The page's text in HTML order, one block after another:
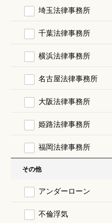
埼玉法律事務所
千葉法律事務所
横浜法律事務所
名古屋法律事務所
大阪法律事務所
姫路法律事務所
福岡法律事務所
その他
アンダーローン
不倫浮気